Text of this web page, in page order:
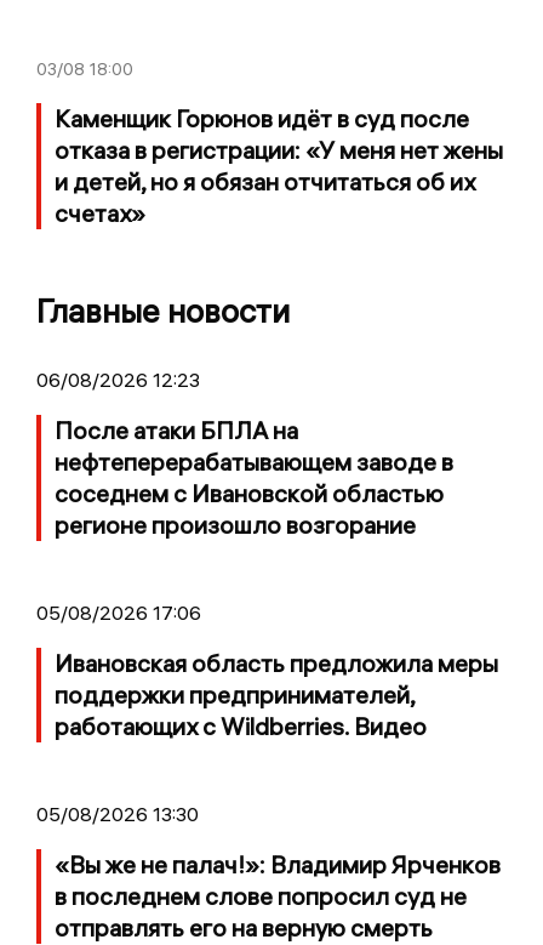
03/08 18:00
Каменщик Горюнов идёт в суд после
отказа в регистрации: «У меня нет жены
и детей, но я обязан отчитаться об их
счетах»
Главные новости
06/08/2026 12:23
После атаки БПЛА на
нефтеперерабатывающем заводе в
соседнем с Ивановской областью
регионе произошло возгорание
05/08/2026 17:06
Ивановская область предложила меры
поддержки предпринимателей,
работающих с Wildberries. Видео
05/08/2026 13:30
«Вы же не палач!»: Владимир Ярченков
в последнем слове попросил суд не
отправлять его на верную смерть